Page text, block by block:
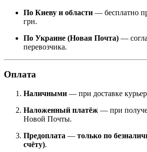
По Киеву и области — бесплатно
грн.
По Украине (Новая Почта) —
перевозчика.
Оплата
Наличными — при доставке
Наложенный платёж — при
Новой Почты.
Предоплата — только по
счёту).